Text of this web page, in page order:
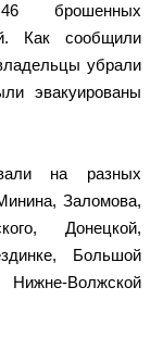
брошенных
Как сообщили
убрали
эвакуированы
на разных
Заломова,
Донецкой,
Большой
Нижне-Волжской